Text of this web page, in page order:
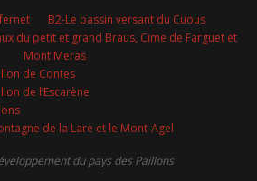
B2-Le bassin versant du Cuous
du petit et grand Braus, Cime de Farguet et
Mont Meras
de Contes
de l’Escarène
de la Lare et le Mont-Agel
du pays des Paillons